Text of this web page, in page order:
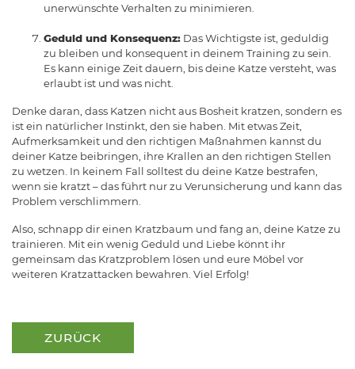
unerwünschte Verhalten zu minimieren.
Geduld und Konsequenz: Das Wichtigste ist, geduldig
zu bleiben und konsequent in deinem Training zu sein.
Es kann einige Zeit dauern, bis deine Katze versteht, was
erlaubt ist und was nicht.
Denke daran, dass Katzen nicht aus Bosheit kratzen, sondern es
ist ein natürlicher Instinkt, den sie haben. Mit etwas Zeit,
Aufmerksamkeit und den richtigen Maßnahmen kannst du
deiner Katze beibringen, ihre Krallen an den richtigen Stellen
zu wetzen. In keinem Fall solltest du deine Katze bestrafen,
wenn sie kratzt – das führt nur zu Verunsicherung und kann das
Problem verschlimmern.
Also, schnapp dir einen Kratzbaum und fang an, deine Katze zu
trainieren. Mit ein wenig Geduld und Liebe könnt ihr
gemeinsam das Kratzproblem lösen und eure Möbel vor
weiteren Kratzattacken bewahren. Viel Erfolg!
ZURÜCK